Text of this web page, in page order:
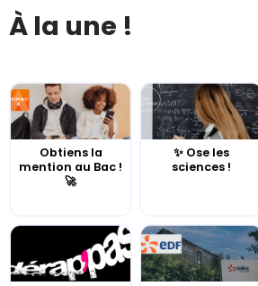
À la une !
Obtiens la
mention au Bac !
🚀
✨ Ose les
sciences !